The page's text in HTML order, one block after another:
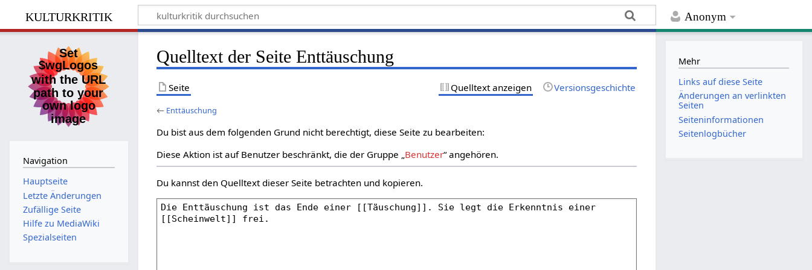
Anonym
kulturkritik
Quelltext der Seite Enttäuschung
Seite Quelltext anzeigen Versionsgeschichte
← Enttäuschung
Du bist aus dem folgenden Grund nicht berechtigt, diese Seite zu bearbeiten:
Diese Aktion ist auf Benutzer beschränkt, die der Gruppe „Benutzer“ angehören.
Du kannst den Quelltext dieser Seite betrachten und kopieren.
Navigation
Hauptseite
Letzte Änderungen
Zufällige Seite
Hilfe zu MediaWiki
Spezialseiten
Mehr
Links auf diese Seite
Änderungen an verlinkten
Seiten
Seiten­­informationen
Seitenlogbücher